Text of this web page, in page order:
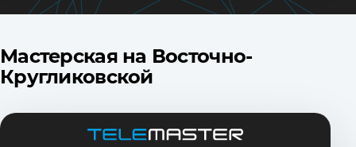
Мастерская на Восточно-
Кругликовской